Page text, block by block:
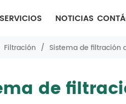
SERVICIOS NOTICIAS
Filtración / Sistema de filtración
de